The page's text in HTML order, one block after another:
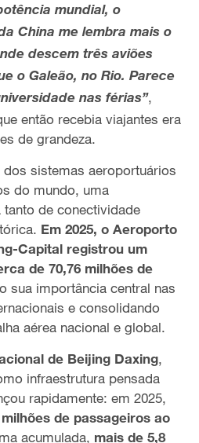
mundial, o
China me lembra mais o
descem três aviões
o Galeão, no Rio. Parece
nas férias”,
então recebia viajantes era
de grandeza.
sistemas aeroportuários
do mundo, uma
de conectividade
Em 2025, o Aeroporto
Capital registrou um
de 70,76 milhões de
sua importância central nas
e consolidando
aérea nacional e global.
de Beijing Daxing,
infraestrutura pensada
rapidamente: em 2025,
de passageiros ao
acumulada, mais de 5,8